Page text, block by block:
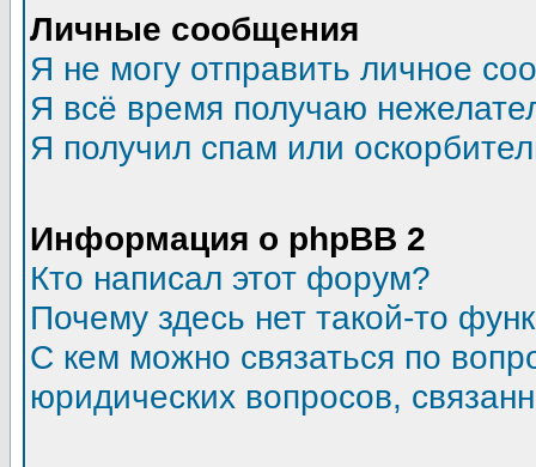
Личные сообщения
Я не могу отправить личное
Я всё время получаю
Я получил спам или
Информация о phpBB 2
Кто написал этот форум?
Почему здесь нет такой-то
С кем можно связаться по
юридических вопросов,